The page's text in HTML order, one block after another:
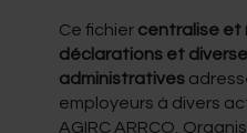
Ce fichier centralise et
déclarations et
administratives
employeurs à divers
AGIRC ARRCO,